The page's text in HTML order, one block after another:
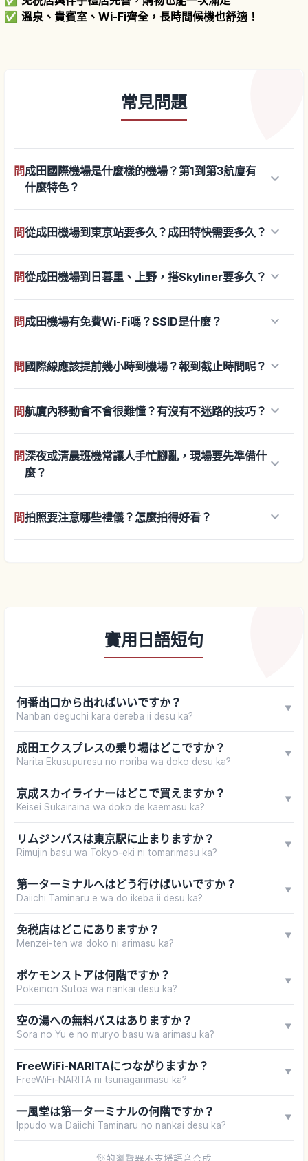
✅ 溫泉、貴賓室、Wi-Fi齊全，長時間候機也舒適！
常見問題
問成田國際機場是什麼樣的機場？第1到第3航廈有
什麼特色？
keyboard_arrow_down
問從成田機場到東京站要多久？成田特快需要多久？ keyboard_arrow_down
問從成田機場到日暮里、上野，搭Skyliner要多久？ keyboard_arrow_down
問成田機場有免費Wi-Fi嗎？SSID是什麼？ keyboard_arrow_down
問國際線應該提前幾小時到機場？報到截止時間呢？ keyboard_arrow_down
問航廈內移動會不會很難懂？有沒有不迷路的技巧？ keyboard_arrow_down
問深夜或清晨班機常讓人手忙腳亂，現場要先準備什
麼？
keyboard_arrow_down
問拍照要注意哪些禮儀？怎麼拍得好看？ keyboard_arrow_down
實用日語短句
何番出口から出ればいいですか？
Nanban deguchi kara dereba ii desu ka?
▼
成田エクスプレスの乗り場はどこですか？
Narita Ekusupuresu no noriba wa doko desu ka?
▼
京成スカイライナーはどこで買えますか？
Keisei Sukairaina wa doko de kaemasu ka?
▼
リムジンバスは東京駅に止まりますか？
Rimujin basu wa Tokyo-eki ni tomarimasu ka?
▼
第一ターミナルへはどう行けばいいですか？
Daiichi Taminaru e wa do ikeba ii desu ka?
▼
免税店はどこにありますか？
Menzei-ten wa doko ni arimasu ka?
▼
ポケモンストアは何階ですか？
Pokemon Sutoa wa nankai desu ka?
▼
空の湯への無料バスはありますか？
Sora no Yu e no muryo basu wa arimasu ka?
▼
FreeWiFi-NARITAにつながりますか？
FreeWiFi-NARITA ni tsunagarimasu ka?
▼
一風堂は第一ターミナルの何階ですか？
Ippudo wa Daiichi Taminaru no nankai desu ka?
▼
您的瀏覽器不支援語音合成